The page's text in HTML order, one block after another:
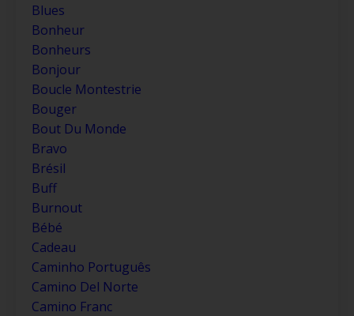
Blues
Bonheur
Bonheurs
Bonjour
Boucle Montestrie
Bouger
Bout Du Monde
Bravo
Brésil
Buff
Burnout
Bébé
Cadeau
Caminho Português
Camino Del Norte
Camino Franc